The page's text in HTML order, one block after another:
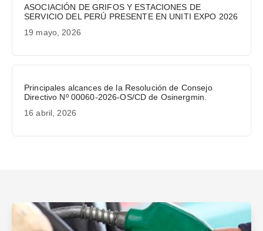
ASOCIACIÓN DE GRIFOS Y ESTACIONES DE
SERVICIO DEL PERÚ PRESENTE EN UNITI EXPO 2026
19 mayo, 2026
Principales alcances de la Resolución de Consejo
Directivo Nº 00060-2026-OS/CD de Osinergmin.
16 abril, 2026